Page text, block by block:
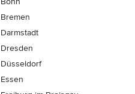
Bremen
Darmstadt
Dresden
Düsseldorf
Essen